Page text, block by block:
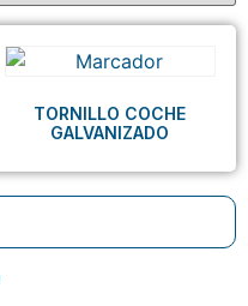
TORNILLO COCHE
GALVANIZADO